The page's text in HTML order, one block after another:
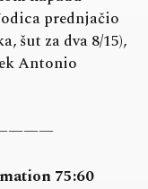
prednjačio
šut za dva 8/15),
Antonio
75:60